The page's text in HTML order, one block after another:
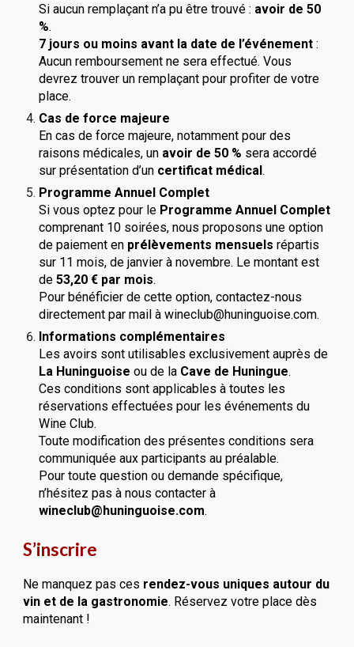
Si aucun remplaçant n’a pu être trouvé : avoir de 50
%.
7 jours ou moins avant la date de l’événement :
Aucun remboursement ne sera effectué. Vous
devrez trouver un remplaçant pour profiter de votre
place.
Cas de force majeure
En cas de force majeure, notamment pour des
raisons médicales, un avoir de 50 % sera accordé
sur présentation d’un certificat médical.
Programme Annuel Complet
Si vous optez pour le Programme Annuel Complet
comprenant 10 soirées, nous proposons une option
de paiement en prélèvements mensuels répartis
sur 11 mois, de janvier à novembre. Le montant est
de53,20 € par mois.
Pour bénéficier de cette option, contactez-nous
directement par mail à wineclub@huninguoise.com.
Informations complémentaires
Les avoirs sont utilisables exclusivement auprès de
La Huninguoise ou de la Cave de Huningue.
Ces conditions sont applicables à toutes les
réservations effectuées pour les événements du
Wine Club.
Toute modification des présentes conditions sera
communiquée aux participants au préalable.
Pour toute question ou demande spécifique,
n’hésitez pas à nous contacter à
wineclub@huninguoise.com.
S’inscrire
Ne manquez pas ces rendez-vous uniques autour du
vin et de la gastronomie. Réservez votre place dès
maintenant !